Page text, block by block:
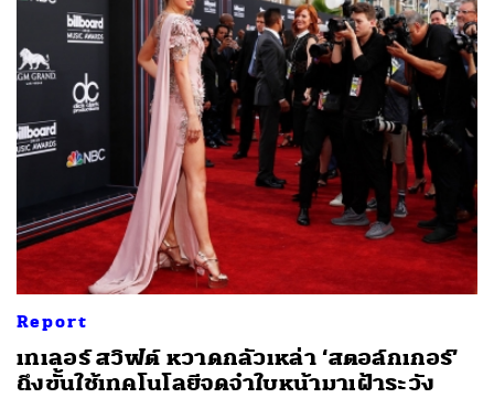
Report
เทเลอร์ สวิฟต์ หวาดกลัวเหล่า ‘สตอล์กเกอร์’
ถึงขั้นใช้เทคโนโลยีจดจำใบหน้ามาเฝ้าระวัง
ค้นหา
SHARE TWEET LINE EMAIL